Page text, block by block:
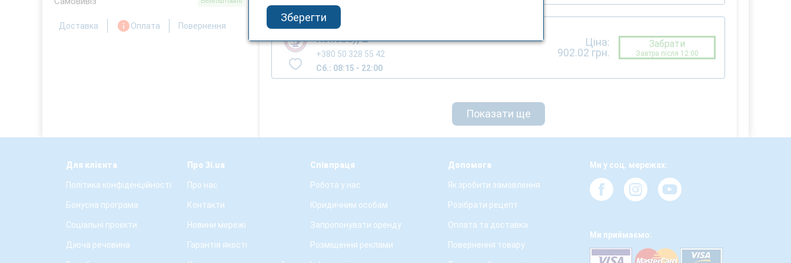
Доставка Оплата Повернення
м.Тернопіль, вул. Вербицького М. (вул.
Конєва), 2
+380 50 328 55 42
Сб.: 08:15 - 22:00
Ціна:
902.02 грн.
Забрати
Завтра після 12:00
Показати ще
Для клієнта
Політика конфіденційності
Бонусна програма
Соціальні проєкти
Діюча речовина
Про 3i.ua
Про нас
Контакти
Новини мережі
Гарантія якості
Співпраця
Робота у нас
Юридичним особам
Запропонувати оренду
Розміщення реклами
Допомога
Як зробити замовлення
Розібрати рецепт
Оплата та доставка
Повернення товару
Ми у соц. мережах:
Ми приймаємо:
Зберегти